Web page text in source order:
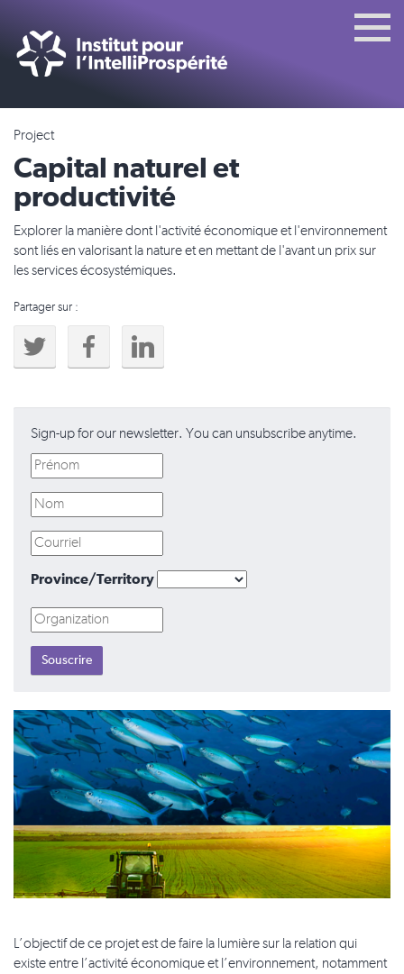
Project
Capital naturel et
productivité
Explorer la manière dont l'activité économique et l'environnement
sont liés en valorisant la nature et en mettant de l'avant un prix sur
les services écosystémiques.
Partager sur :
Sign-up for our newsletter. You can unsubscribe anytime.
Province/Territory
L’objectif de ce projet est de faire la lumière sur la relation qui
existe entre l’activité économique et l’environnement, notamment